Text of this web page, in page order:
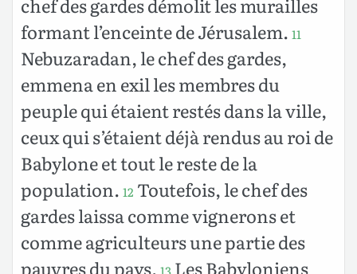
formant l’enceinte de Jérusalem. 11
Nebuzaradan, le chef des gardes,
emmena en exil les membres du
peuple qui étaient restés dans la ville,
ceux qui s’étaient déjà rendus au roi de
Babylone et tout le reste de la
population. 12 Toutefois, le chef des
gardes laissa comme vignerons et
comme agriculteurs une partie des
pauvres du pays.
Les Babyloniens